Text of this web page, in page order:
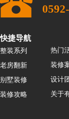
快捷导航
整装系列
老房翻新
别墅装修
装修攻略
热门
装修
设计
关于